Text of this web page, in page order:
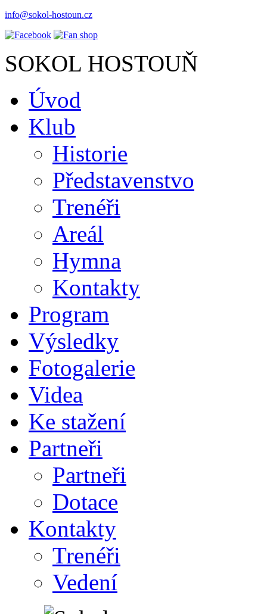
info@sokol-hostoun.cz
SOKOL HOSTOUŇ
Úvod
Klub
Historie
Představenstvo
Trenéři
Areál
Hymna
Kontakty
Program
Výsledky
Fotogalerie
Videa
Ke stažení
Partneři
Partneři
Dotace
Kontakty
Trenéři
Vedení